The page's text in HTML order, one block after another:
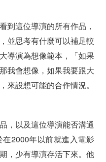
到這位導演的所有作品，
並思考有什麼可以補足較
導演為想像範本，「如果
我會想像，如果我要跟大
來設想可能的合作情況。
，以及這位導演能否溝通
2000年以前就進入電影
，少有導演存活下來。他